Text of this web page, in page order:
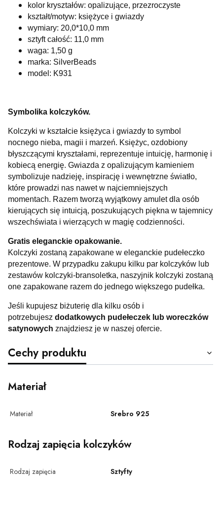
kolor kryształów: opalizujące, przezroczyste
kształt/motyw: księżyce i gwiazdy
wymiary: 20,0*10,0 mm
sztyft całość: 11,0 mm
waga: 1,50 g
marka: SilverBeads
model: K931
Symbolika kolczyków.
Kolczyki w kształcie księżyca i gwiazdy to symbol
nocnego nieba, magii i marzeń. Księżyc, ozdobiony
błyszczącymi kryształami, reprezentuje intuicję, harmonię i
kobiecą energię. Gwiazda z opalizującym kamieniem
symbolizuje nadzieję, inspirację i wewnętrzne światło,
które prowadzi nas nawet w najciemniejszych
momentach. Razem tworzą wyjątkowy amulet dla osób
kierujących się intuicją, poszukujących piękna w tajemnicy
wszechświata i wierzących w magię codzienności.
Gratis eleganckie opakowanie.
Kolczyki zostaną zapakowane w eleganckie pudełeczko
prezentowe. W przypadku zakupu kilku par kolczyków lub
zestawów kolczyki-bransoletka, naszyjnik kolczyki zostaną
one zapakowane razem do jednego większego pudełka.
Jeśli kupujesz biżuterię dla kilku osób i
potrzebujesz dodatkowych pudełeczek lub woreczków
satynowych znajdziesz je w naszej ofercie.
Cechy produktu
Materiał
Materiał Srebro 925
Rodzaj zapięcia kolczyków
Rodzaj zapięcia Sztyfty